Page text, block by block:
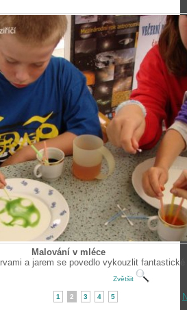
Malování v mléce
a jarem se povedlo vykouzlit fantastické
Zvětšit
1 2 3 4 5